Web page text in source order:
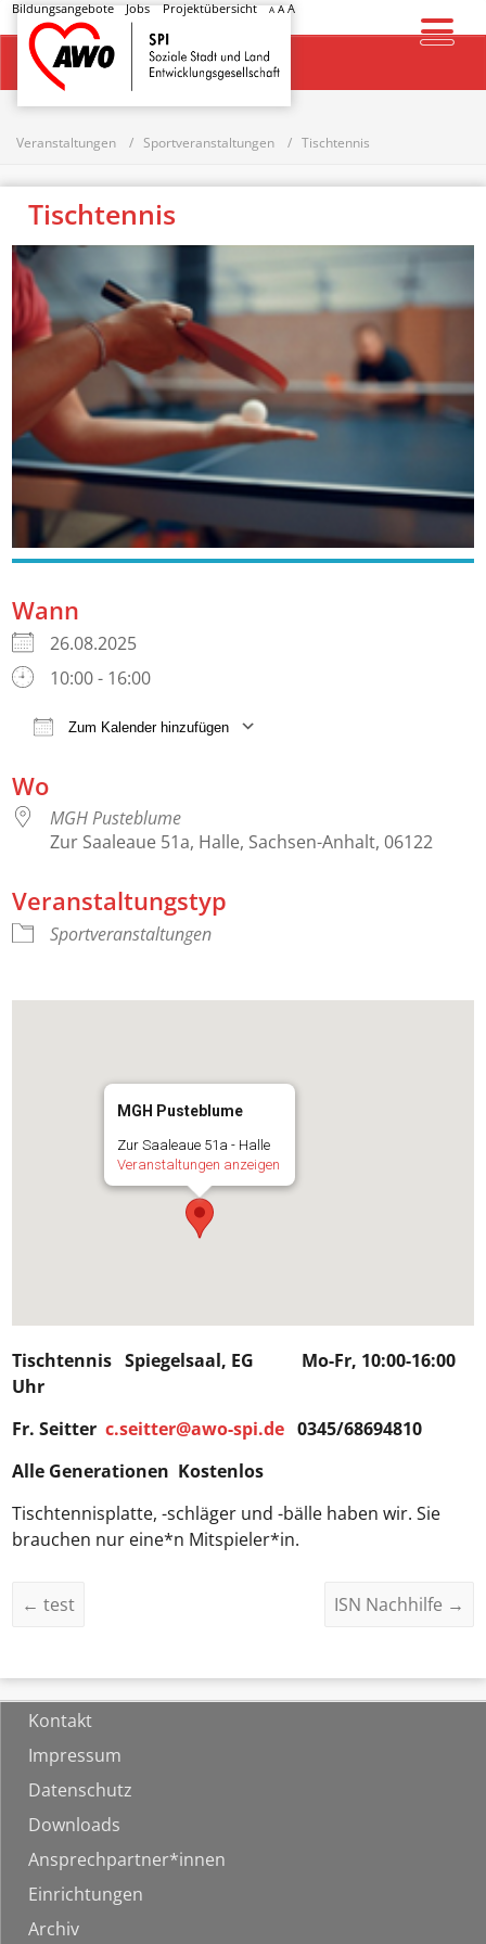
Bildungsangebote Jobs Projektübersicht A AA
Startseite
Veranstaltungen Sportveranstaltungen Tischtennis
Tischtennis
Wann
26.08.2025
10:00 - 16:00
Zum Kalender hinzufügen
Wo
MGH Pusteblume
Zur Saaleaue 51a, Halle, Sachsen-Anhalt, 06122
Veranstaltungstyp
Sportveranstaltungen
MGH Pusteblume
Zur Saaleaue 51a - Halle
Veranstaltungen anzeigen
Tischtennis Spiegelsaal, EG Mo-Fr, 10:00-16:00
Uhr
Fr. Seitterc.seitter@awo-spi.de 0345/68694810
Alle Generationen Kostenlos
Tischtennisplatte, -schläger und -bälle haben wir. Sie
brauchen nur eine*n Mitspieler*in.
← test ISN Nachhilfe →
Kontakt
Impressum
Datenschutz
Downloads
Ansprechpartner*innen
Einrichtungen
Archiv